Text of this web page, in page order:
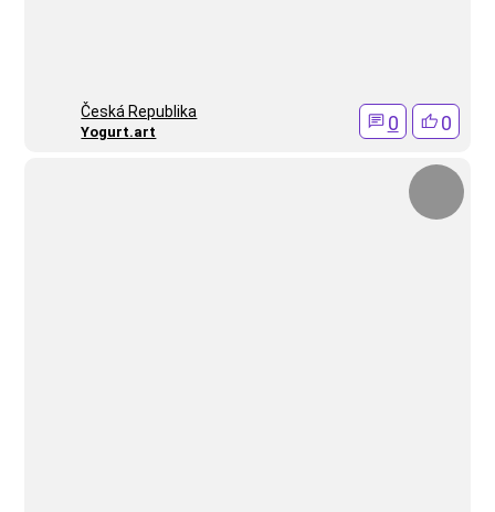
Česká Republika
Yogurt.art 0 0